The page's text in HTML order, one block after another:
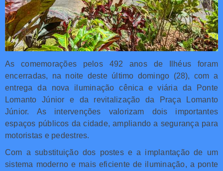
As comemorações pelos 492 anos de Ilhéus foram
encerradas, na noite deste último domingo (28), com a
entrega da nova iluminação cênica e viária da Ponte
Lomanto Júnior e da revitalização da Praça Lomanto
Júnior. As intervenções valorizam dois importantes
espaços públicos da cidade, ampliando a segurança para
motoristas e pedestres.
Com a substituição dos postes e a implantação de um
sistema moderno e mais eficiente de iluminação, a ponte